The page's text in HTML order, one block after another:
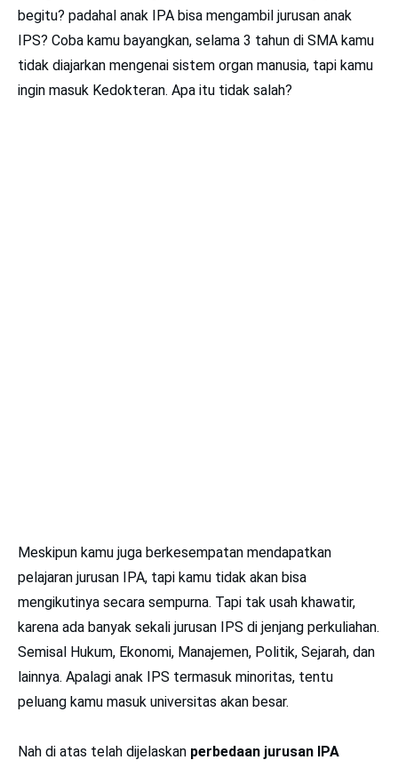
begitu? padahal anak IPA bisa mengambil jurusan anak
IPS? Coba kamu bayangkan, selama 3 tahun di SMA kamu
tidak diajarkan mengenai sistem organ manusia, tapi kamu
ingin masuk Kedokteran. Apa itu tidak salah?
Meskipun kamu juga berkesempatan mendapatkan
pelajaran jurusan IPA, tapi kamu tidak akan bisa
mengikutinya secara sempurna. Tapi tak usah khawatir,
karena ada banyak sekali jurusan IPS di jenjang perkuliahan.
Semisal Hukum, Ekonomi, Manajemen, Politik, Sejarah, dan
lainnya. Apalagi anak IPS termasuk minoritas, tentu
peluang kamu masuk universitas akan besar.
Nah di atas telah dijelaskan perbedaan jurusan IPA